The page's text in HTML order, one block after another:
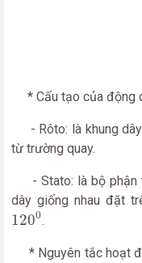
* Cấu tạo của động
- Rôto: là khung
từ trường quay.
- Stato: là bộ phận
dây giống nhau đặt
1200
1200
.
* Nguyên tắc hoạt